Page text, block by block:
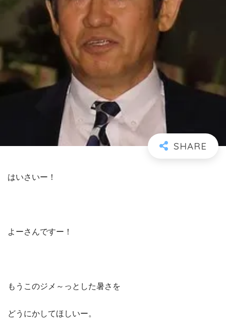
はいさいー！
よーさんですー！
もうこのジメ～っとした暑さを
どうにかしてほしいー。